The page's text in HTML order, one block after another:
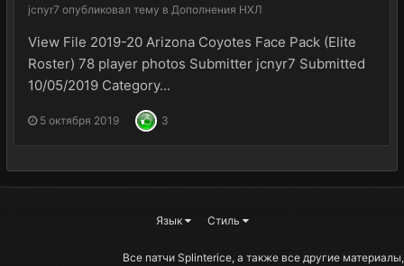
jcnyr7 опубликовал тему в Дополнения НХЛ
View File 2019-20 Arizona Coyotes Face Pack (Elite
Roster) 78 player photos Submitter jcnyr7 Submitted
10/05/2019 Category...
5 октября 2019 3
Язык Стиль
Все патчи Splinterice, а также все другие материалы,